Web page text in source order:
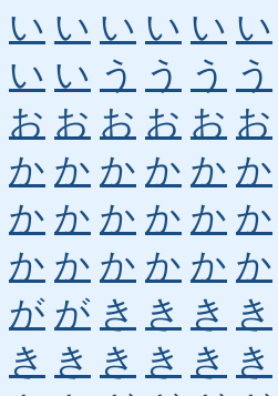
い い い い い い
い い う う う う
お お お お お お
か か か か か か
か か か か か か
か か か か か か
が が き き き き
き き き き き き